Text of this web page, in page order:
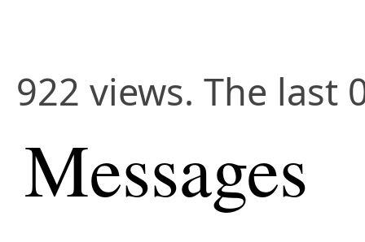
922 views. The last
Messages